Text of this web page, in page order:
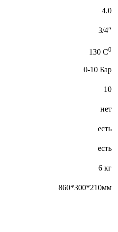
4.0
3/4″
130 C0
0-10 Бар
10
нет
есть
есть
6 кг
860*300*210мм